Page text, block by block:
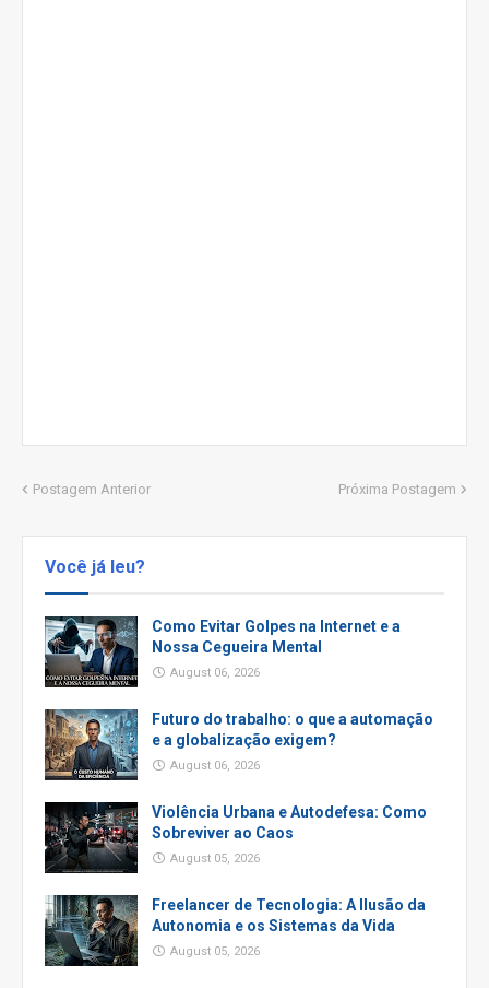
Postagem Anterior Próxima Postagem
Você já leu?
Como Evitar Golpes na Internet e a
Nossa Cegueira Mental
August 06, 2026
Futuro do trabalho: o que a automação
e a globalização exigem?
August 06, 2026
Violência Urbana e Autodefesa: Como
Sobreviver ao Caos
August 05, 2026
Freelancer de Tecnologia: A Ilusão da
Autonomia e os Sistemas da Vida
August 05, 2026